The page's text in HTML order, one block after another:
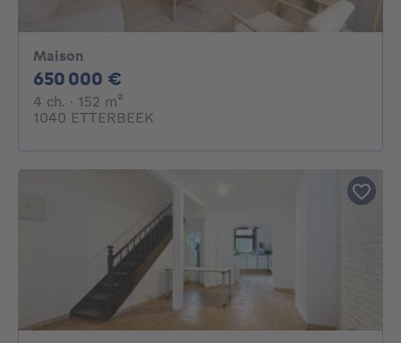
Maison
650 000 €
4 ch. 4 chambres
· 152 m²
1040 ETTERBEEK